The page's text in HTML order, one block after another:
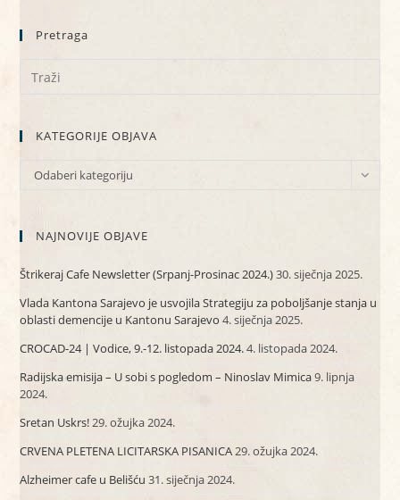
Pretraga
KATEGORIJE OBJAVA
KATEGORIJE
Odaberi kategoriju
NAJNOVIJE OBJAVE
Štrikeraj Cafe Newsletter (Srpanj-Prosinac 2024.)30. siječnja 2025.
Vlada Kantona Sarajevo je usvojila Strategiju za poboljšanje stanja u
oblasti demencije u Kantonu Sarajevo 4. siječnja 2025.
CROCAD-24 | Vodice, 9.-12. listopada 2024.4. listopada 2024.
Radijska emisija – U sobi s pogledom – Ninoslav Mimica9. lipnja
2024.
Sretan Uskrs!29. ožujka 2024.
CRVENA PLETENA LICITARSKA PISANICA29. ožujka 2024.
Alzheimer cafe u Belišću 31. siječnja 2024.